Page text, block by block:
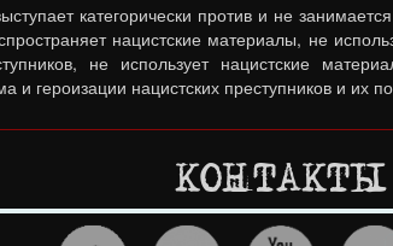
категорически против и не
нацистские материалы, не
не использует нацистские
и героизации нацистских преступников и их
КОНТАКТЫ